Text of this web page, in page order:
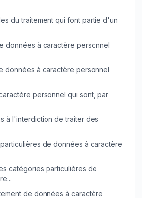
du traitement qui font partie d'un
données à caractère personnel
données à caractère personnel
personnel qui sont, par
à l'interdiction de traiter des
de données à caractère
catégories particulières de
de données à caractère